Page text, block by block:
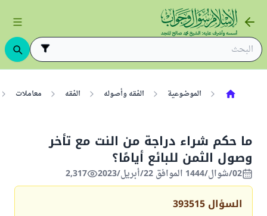
الموضوعية الفقه وأصوله الفقه معاملات
ما حكم شراء دراجة من النت مع تأخر
وصول الثمن للبائع أيامًا؟
02/شوال/1444 الموافق 22/أبريل/2023 2,317
السؤال 393515